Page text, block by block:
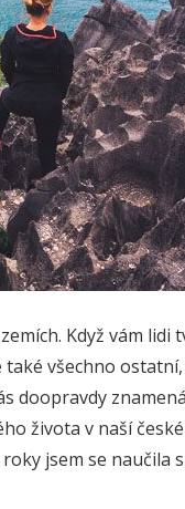
Když vám lidi
všechno
doopravdy
života v naší
jsem se naučila